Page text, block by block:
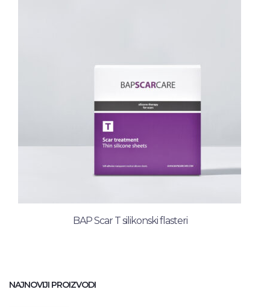
BAP Scar T silikonski flasteri
NAJNOVIJI PROIZVODI